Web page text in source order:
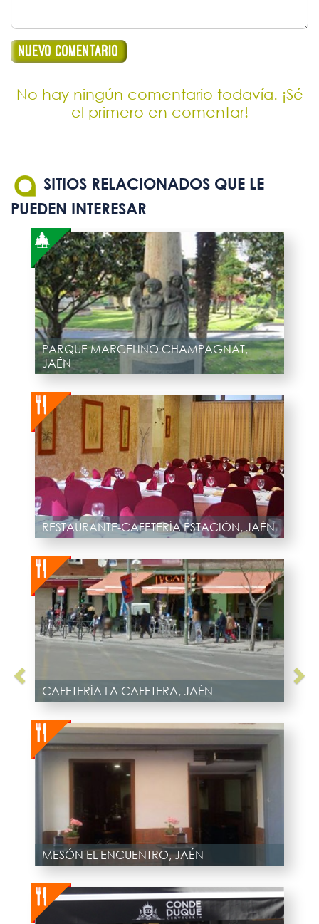
No hay ningún comentario todavía. ¡Sé
el primero en comentar!
SITIOS RELACIONADOS QUE LE
PUEDEN INTERESAR
PARQUE MARCELINO CHAMPAGNAT,
JAÉN
RESTAURANTE-CAFETERÍA ESTACIÓN, JAÉN
CAFETERÍA LA CAFETERA, JAÉN
MESÓN EL ENCUENTRO, JAÉN